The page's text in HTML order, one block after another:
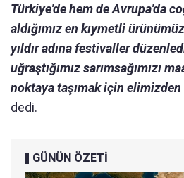
Türkiye'de hem de Avrupa'da
aldığımız en kıymetli
yıldır adına festivaller
uğraştığımız sarımsağımızı
noktaya taşımak için
dedi.
GÜNÜN ÖZETİ